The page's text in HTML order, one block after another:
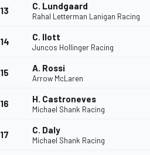
13 C. Lundgaard
Rahal Letterman Lanigan Racing
14 C. Ilott
Juncos Hollinger Racing
15 A. Rossi
Arrow McLaren
16 H. Castroneves
Michael Shank Racing
17 C. Daly
Michael Shank Racing